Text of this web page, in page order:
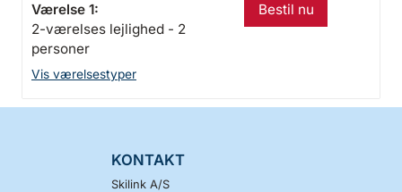
Værelse 1:
2-værelses lejlighed - 2
personer
Vis værelsestyper
Bestil nu
KONTAKT
Skilink A/S